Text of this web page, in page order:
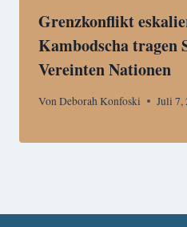
Grenzkonflikt
Kambodscha tragen
Vereinten Nationen
VonDeborah Konfoski Juli 7,